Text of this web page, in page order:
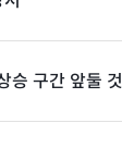
구간 앞둘 것